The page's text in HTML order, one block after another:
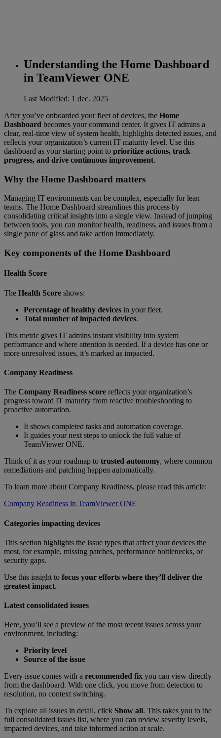
Understanding the Home Dashboard
in TeamViewer ONE
Last Modified: 1 dec. 2025
After you’ve onboarded your fleet of devices, the Home
Dashboard becomes your command center. It gives IT admins a
clear, real-time view of system health, highlights detected issues, and
reflects your organization’s current IT maturity level. Use this
dashboard as your starting point to prioritize actions, track
progress, and drive continuous improvement.
Why the Home Dashboard matters
Managing IT environments can be complex, especially for lean
teams. The Home Dashboard streamlines this process by
consolidating critical insights into a single view. Instead of jumping
between tools, you can monitor health, readiness, and issues from a
single pane of glass and take action immediately.
Key components of the Home Dashboard
Health Score
The Health Score shows:
Percentage of healthy devices in your fleet.
Total number of impacted devices.
This metric gives IT admins instant visibility into system
performance and where attention is needed. If a device has one or
more unresolved issues, it’s marked as impacted.
Company Readiness
The Company Readiness score reflects your organization’s
progress toward IT maturity from reactive troubleshooting to
proactive automation.
It shows completed tasks and automation coverage.
It guides your next steps to unlock the full value of
TeamViewer ONE.
Think of it as your roadmap to trusted autonomy, where common
remediations and patching happen automatically.
To learn more about Company Readiness, please read this article:
Company Readiness in TeamViewer ONE
Categories impacting devices
This section highlights the issue types that affect your devices the
most, for example, missing patches, performance bottlenecks, or
security gaps.
Use this insight to focus your efforts where they’ll deliver the
greatest impact.
Latest consolidated issues
Here, you’ll see a preview of the most recent issues across your
environment, including:
Priority level
Source of the issue
Every issue comes with a recommended fix you can view directly
from the dashboard. With one click, you move from detection to
resolution, no context switching.
To explore all issues in detail, click Show all. This takes you to the
full consolidated issues list, where you can review severity levels,
impacted devices, and take informed action at scale.